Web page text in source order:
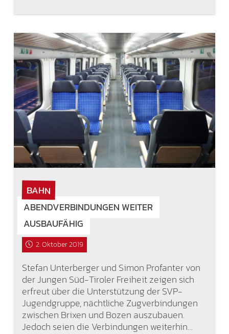
BAHN
ABENDVERBINDUNGEN WEITER
AUSBAUFÄHIG
2. Oktober 2019
Stefan Unterberger und Simon Profanter von
der Jungen Süd-Tiroler Freiheit zeigen sich
erfreut über die Unterstützung der SVP-
Jugendgruppe, nächtliche Zugverbindungen
zwischen Brixen und Bozen auszubauen.
Jedoch seien die Verbindungen weiterhin…